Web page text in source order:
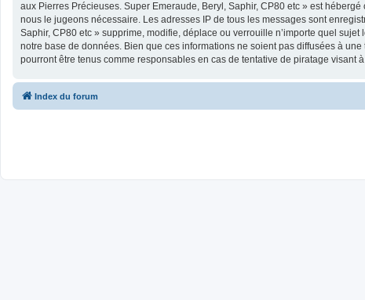
aux Pierres Précieuses. Super Emeraude, Beryl, Saphir, CP80 etc » est
nous le jugeons nécessaire. Les adresses IP de tous les messages sont
Saphir, CP80 etc » supprime, modifie, déplace ou verrouille n’importe quel
notre base de données. Bien que ces informations ne soient pas diffusées à
pourront être tenus comme responsables en cas de tentative de piratage visant
Index du forum